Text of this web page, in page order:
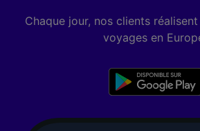
Chaque jour, nos clients
voyages en